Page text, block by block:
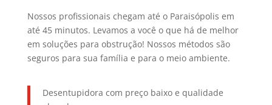
Nossos profissionais chegam até o Paraisópolis em
até 45 minutos. Levamos a você o que há de melhor
em soluções para obstrução! Nossos métodos são
seguros para sua família e para o meio ambiente.
Desentupidora com preço baixo e qualidade